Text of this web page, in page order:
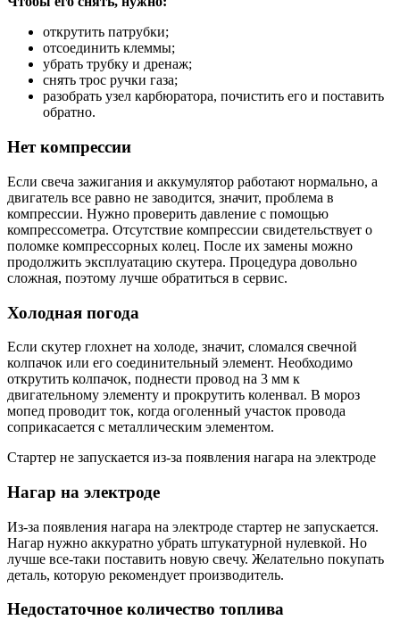
открутить патрубки;
отсоединить клеммы;
убрать трубку и дренаж;
снять трос ручки газа;
разобрать узел карбюратора, почистить его и поставить
обратно.
Нет компрессии
Если свеча зажигания и аккумулятор работают нормально, а
двигатель все равно не заводится, значит, проблема в
компрессии. Нужно проверить давление с помощью
компрессометра. Отсутствие компрессии свидетельствует о
поломке компрессорных колец. После их замены можно
продолжить эксплуатацию скутера. Процедура довольно
сложная, поэтому лучше обратиться в сервис.
Холодная погода
Если скутер глохнет на холоде, значит, сломался свечной
колпачок или его соединительный элемент. Необходимо
открутить колпачок, поднести провод на 3 мм к
двигательному элементу и прокрутить коленвал. В мороз
мопед проводит ток, когда оголенный участок провода
соприкасается с металлическим элементом.
Стартер не запускается из-за появления нагара на электроде
Нагар на электроде
Из-за появления нагара на электроде стартер не запускается.
Нагар нужно аккуратно убрать штукатурной нулевкой. Но
лучше все-таки поставить новую свечу. Желательно покупать
деталь, которую рекомендует производитель.
Недостаточное количество топлива